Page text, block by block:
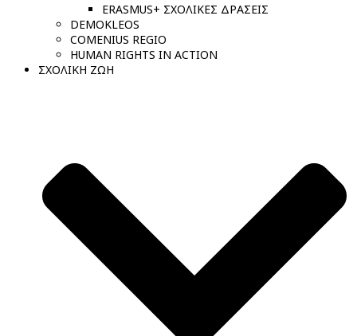
ERASMUS+ ΣΧΟΛΙΚΕΣ ΔΡΑΣΕΙΣ
DEMOKLEOS
COMENIUS REGIO
HUMAN RIGHTS IN ACTION
ΣΧΟΛΙΚΗ ΖΩΗ